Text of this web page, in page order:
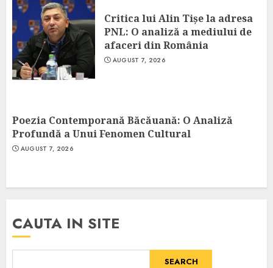
Critica lui Alin Tișe la adresa
PNL: O analiză a mediului de
afaceri din România
AUGUST 7, 2026
Poezia Contemporană Băcăuană: O Analiză
Profundă a Unui Fenomen Cultural
AUGUST 7, 2026
CAUTA IN SITE
SEARCH